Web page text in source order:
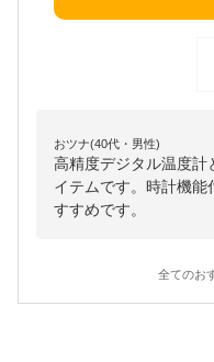
おツナ(40代・男性)
高精度デジタル温度計
イテムです。時計機能
すすめです。
全てのお